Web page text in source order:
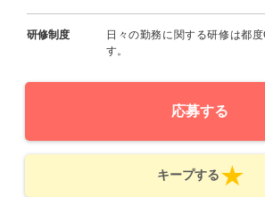
研修制度
日々の勤務に関する研修は都
す。
応募する
キープする